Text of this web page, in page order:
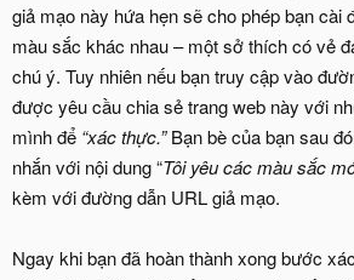
giả mạo này hứa hẹn sẽ cho phép bạn cài
màu sắc khác nhau – một sở thích có vẻ
chú ý. Tuy nhiên nếu bạn truy cập vào
được yêu cầu chia sẻ trang web này với
mình để “xác thực.”Bạn bè của bạn sau
nhắn với nội dung “Tôi yêu các màu sắc
kèm với đường dẫn URL giả mạo.
Ngay khi bạn đã hoàn thành xong bước